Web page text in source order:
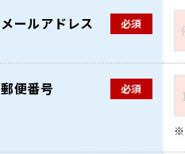
メールアドレス 必須
郵便番号 必須